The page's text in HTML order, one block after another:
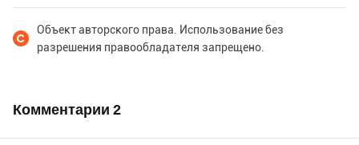
Объект авторского права. Использование без
разрешения правообладателя запрещено.
Комментарии 2